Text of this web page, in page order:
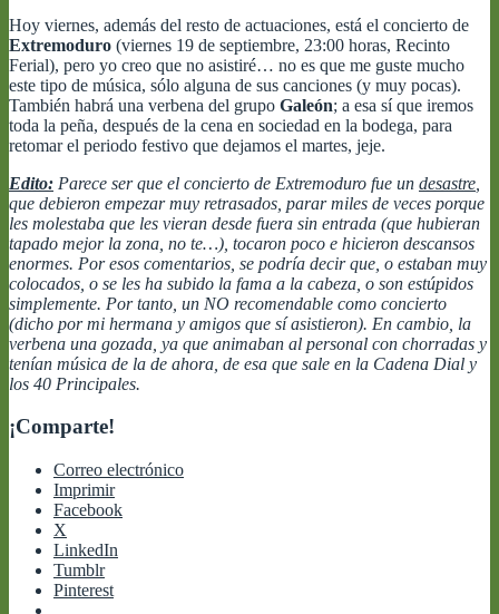
Hoy viernes, además del resto de actuaciones, está el concierto de
Extremoduro (viernes 19 de septiembre, 23:00 horas, Recinto
Ferial), pero yo creo que no asistiré… no es que me guste mucho
este tipo de música, sólo alguna de sus canciones (y muy pocas).
También habrá una verbena del grupo Galeón; a esa sí que iremos
toda la peña, después de la cena en sociedad en la bodega, para
retomar el periodo festivo que dejamos el martes, jeje.
Edito: Parece ser que el concierto de Extremoduro fue un desastre
que debieron empezar muy retrasados, parar miles de veces porque
les molestaba que les vieran desde fuera sin entrada (que hubieran
tapado mejor la zona, no te…), tocaron poco e hicieron descansos
enormes. Por esos comentarios, se podría decir que, o estaban muy
colocados, o se les ha subido la fama a la cabeza, o son estúpidos
simplemente. Por tanto, un NO recomendable como concierto
(dicho por mi hermana y amigos que sí asistieron). En cambio, la
verbena una gozada, ya que animaban al personal con chorradas y
tenían música de la de ahora, de esa que sale en la Cadena Dial y
los 40 Principales.
¡Comparte!
Correo electrónico
Imprimir
Facebook
X
LinkedIn
Tumblr
Pinterest